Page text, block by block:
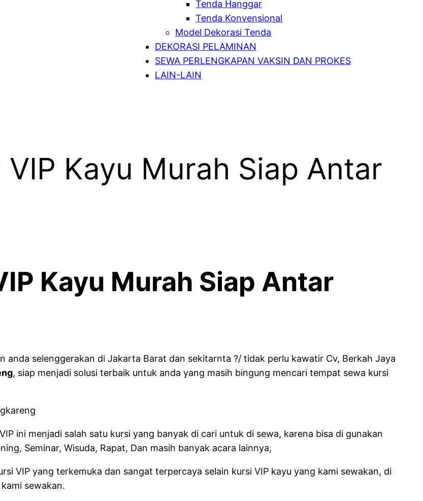
Tenda Hanggar
Tenda Konvensional
Model Dekorasi Tenda
DEKORASI PELAMINAN
SEWA PERLENGKAPAN VAKSIN DAN PROKES
LAIN-LAIN
Kayu Murah Siap Antar
Kayu Murah Siap Antar
anda selenggerakan di Jakarta Barat dan sekitarnta ?/ tidak perlu kawatir Cv, Berkah Jaya
, siap menjadi solusi terbaik untuk anda yang masih bingung mencari tempat sewa kursi
ini menjadi salah satu kursi yang banyak di cari untuk di sewa, karena bisa di gunakan
Seminar, Wisuda, Rapat, Dan masih banyak acara lainnya,
VIP yang terkemuka dan sangat terpercaya selain kursi VIP kayu yang kami sewakan, di
sewakan.